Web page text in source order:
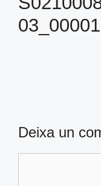
03_00001
Deixa un